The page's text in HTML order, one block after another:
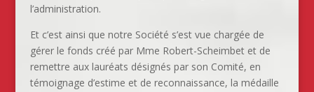
l’administration.
Et c’est ainsi que notre Société s’est vue chargée de
gérer le fonds créé par Mme Robert-Scheimbet et de
remettre aux lauréats désignés par son Comité, en
témoignage d’estime et de reconnaissance, la médaille